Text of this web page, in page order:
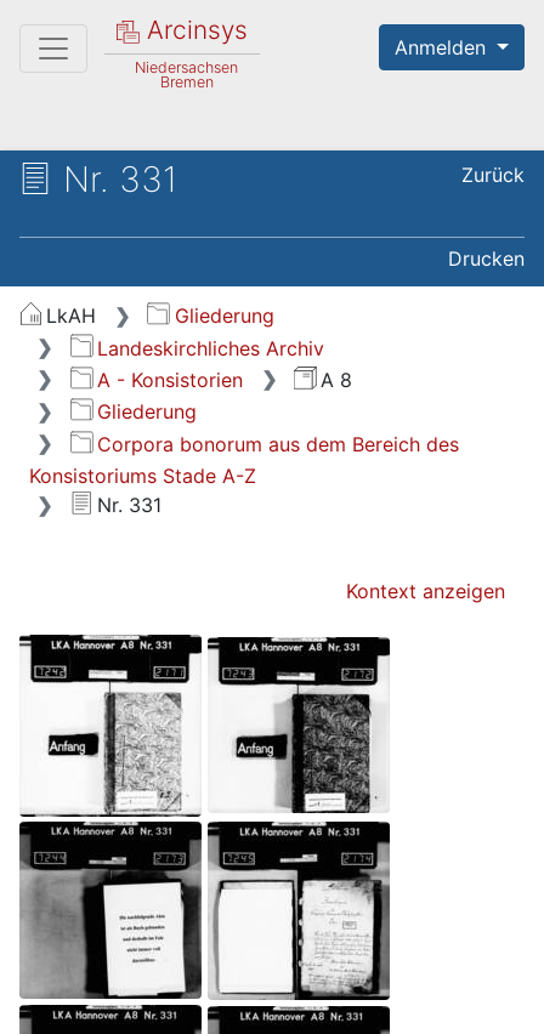
Arcinsys
Niedersachsen
Bremen
Anmelden
Nr. 331 Zurück
Drucken
LkAH
Gliederung
Landeskirchliches Archiv
A - Konsistorien
A 8
Gliederung
Corpora bonorum aus dem Bereich des
Konsistoriums Stade A-Z
Nr. 331
Kontext anzeigen